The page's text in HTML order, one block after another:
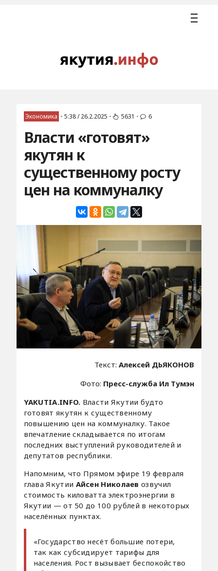
Экономика • 5:38 / 26.2.2025 • 5631 • 6
Власти «готовят»
якутян к
существенному росту
цен на коммуналку
Текст:Алексей ДЬЯКОНОВ
Фото: Пресс-служба Ил Тумэн
YAKUTIA.INFO. Власти Якутии будто
готовят якутян к существенному
повышению цен на коммуналку. Такое
впечатление складывается по итогам
последних выступлений руководителей и
депутатов республики.
Напомним, что Прямом эфире 19 февраля
глава Якутии Айсен Николаев озвучил
стоимость киловатта электроэнергии в
Якутии — от 50 до 100 рублей в некоторых
населённых пунктах.
«Государство несёт большие потери,
так как субсидирует тарифы для
населения. Рост вызывает беспокойство